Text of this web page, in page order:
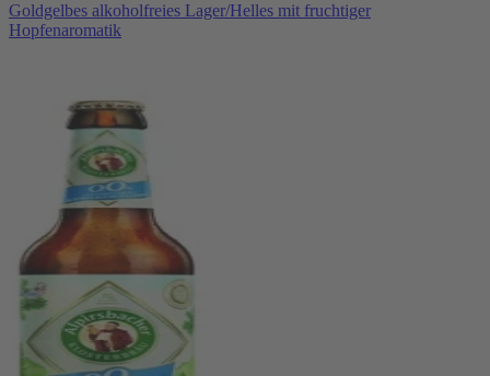
Goldgelbes alkoholfreies Lager/Helles mit fruchtiger
Hopfenaromatik